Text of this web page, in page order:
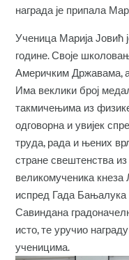
награда је припала
Ученица Марија Јовић
године. Своје
Америчким Државама,
Има веклики број
такмичењима из
одговорна и увијек
труда, рада и њених
стране свештенства
великомученика кнеза
испред Гада Бањалука
Савиндана
исто, те уручио
ученицима.